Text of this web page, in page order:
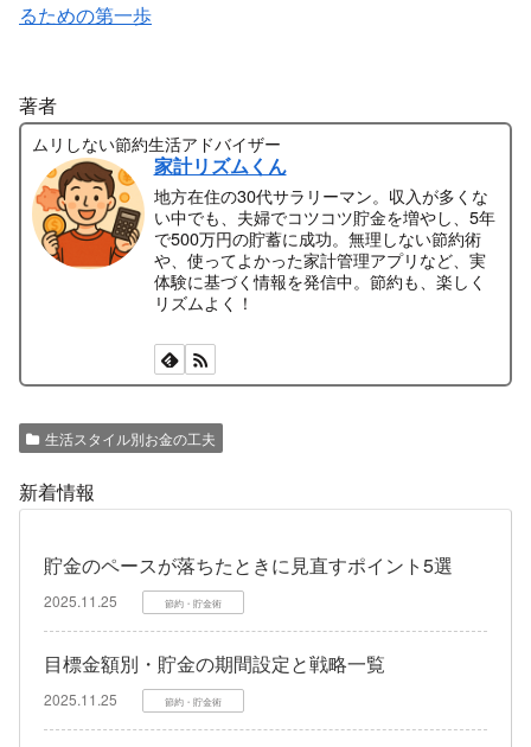
るための第一歩
著者
ムリしない節約生活アドバイザー
家計リズムくん
地方在住の30代サラリーマン。収入が多くな
い中でも、夫婦でコツコツ貯金を増やし、5年
で500万円の貯蓄に成功。無理しない節約術
や、使ってよかった家計管理アプリなど、実
体験に基づく情報を発信中。節約も、楽しく
リズムよく！
生活スタイル別お金の工夫
新着情報
貯金のペースが落ちたときに見直すポイント5選
2025.11.25 節約・貯金術
目標金額別・貯金の期間設定と戦略一覧
2025.11.25 節約・貯金術